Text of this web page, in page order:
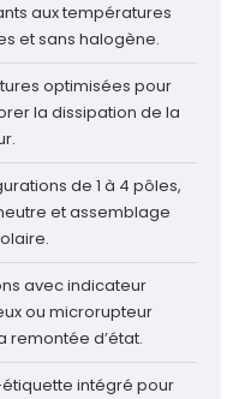
aux températures
et sans halogène.
optimisées pour
la dissipation de la
de 1 à 4 pôles,
et assemblage
avec indicateur
ou microrupteur
remontée d’état.
intégré pour